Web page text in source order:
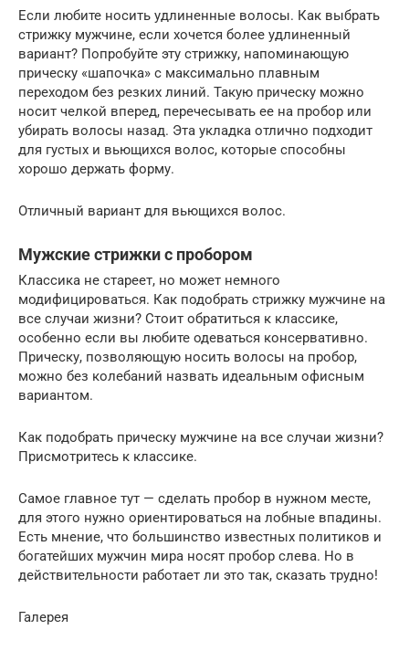
Если любите носить удлиненные волосы. Как выбрать
стрижку мужчине, если хочется более удлиненный
вариант? Попробуйте эту стрижку, напоминающую
прическу «шапочка» с максимально плавным
переходом без резких линий. Такую прическу можно
носит челкой вперед, перечесывать ее на пробор или
убирать волосы назад. Эта укладка отлично подходит
для густых и вьющихся волос, которые способны
хорошо держать форму.
Отличный вариант для вьющихся волос.
Мужские стрижки с пробором
Классика не стареет, но может немного
модифицироваться. Как подобрать стрижку мужчине на
все случаи жизни? Стоит обратиться к классике,
особенно если вы любите одеваться консервативно.
Прическу, позволяющую носить волосы на пробор,
можно без колебаний назвать идеальным офисным
вариантом.
Как подобрать прическу мужчине на все случаи жизни?
Присмотритесь к классике.
Самое главное тут — сделать пробор в нужном месте,
для этого нужно ориентироваться на лобные впадины.
Есть мнение, что большинство известных политиков и
богатейших мужчин мира носят пробор слева. Но в
действительности работает ли это так, сказать трудно!
Галерея